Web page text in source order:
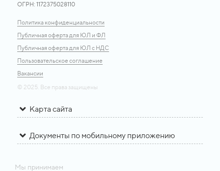
ОГРН: 1172375028110
Политика конфиденциальности
Публичная оферта для ЮЛ и ФЛ
Публичная оферта для ЮЛ с НДС
Пользовательское соглашение
Вакансии
© 2025. Все права защищены
Карта сайта
Документы по мобильному приложению
Мы принимаем